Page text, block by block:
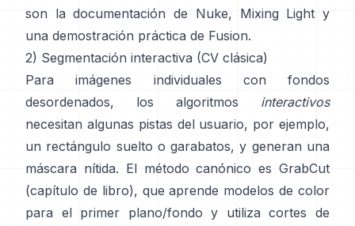
son la documentación de Nuke, Mixing Light y
una demostración práctica de Fusion.
2) Segmentación interactiva (CV clásica)
Para imágenes individuales con fondos
desordenados, los algoritmos interactivos
necesitan algunas pistas del usuario, por ejemplo,
un rectángulo suelto o garabatos, y generan una
máscara nítida. El método canónico es GrabCut
(capítulo de libro), que aprende modelos de color
para el primer plano/fondo y utiliza cortes de